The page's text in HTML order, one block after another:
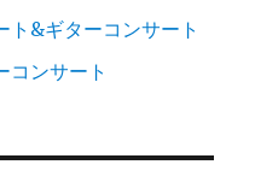
ト&ギターコンサート
コンサート